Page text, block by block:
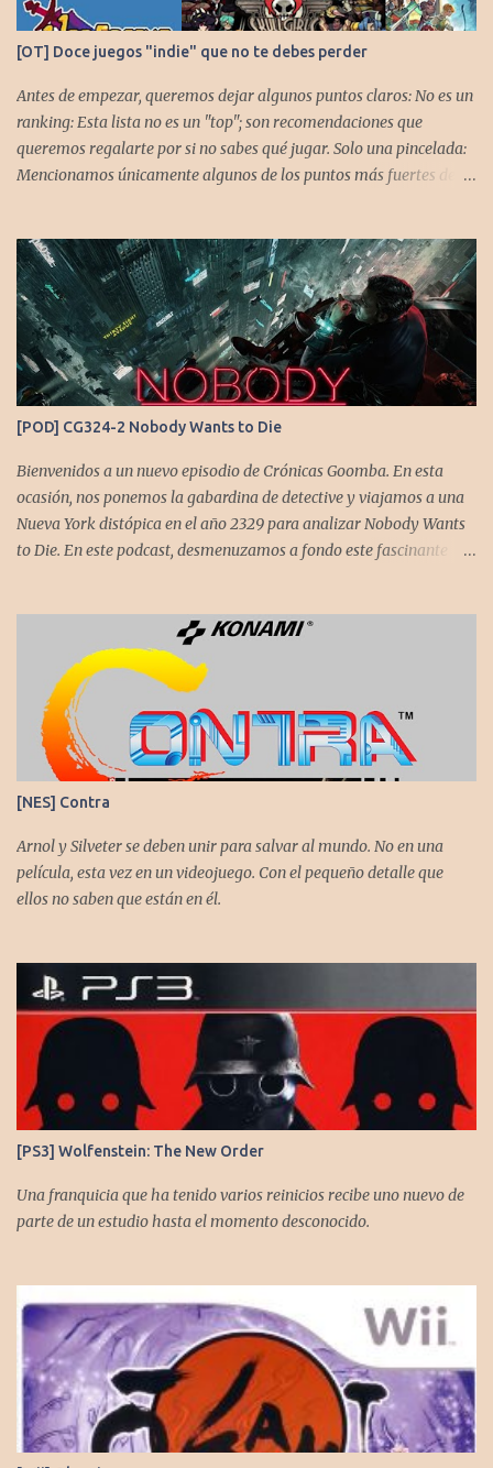
[OT] Doce juegos "indie" que no te debes perder
Antes de empezar, queremos dejar algunos puntos claros: No es un
ranking: Esta lista no es un "top"; son recomendaciones que
queremos regalarte por si no sabes qué jugar. Solo una pincelada:
Mencionamos únicamente algunos de los puntos más fuertes de
asegurar que, al menos uno, se adapte a tus gustos. Si te gusta este
tipo de contenido, háznoslo saber para crear nuevas entradas con
otros doce juegos imprescindibles. Cuphead En la mente de los dos
hermanos desarrolladores, la idea de fusionar el arte de las
películas de animación clásica con un juego de disparos (al estilo
Contra o Metal Slug) era una apuesta ganadora. En la ejecución, la
calidad es insuperable. Posee un excelente diseño de niveles,
variedad de jefes, plataformas desafiantes y una música
estupenda. Es un título que te mantiene enganchado a pesar de su
alta dificultad...
[POD] CG324-2 Nobody Wants to Die
Bienvenidos a un nuevo episodio de Crónicas Goomba. En esta
ocasión, nos ponemos la gabardina de detective y viajamos a una
Nueva York distópica en el año 2329 para analizar Nobody Wants
to Die. En este podcast, desmenuzamos a fondo este fascinante
@flagstaad quien pasó el título en PS5 y junto a @GoombaVictor
nos cuenta sus impresiones y vivencias. El juego está disponible
para XBS, PS5 y PC. No sobra comentarles que necesitamos su
apoyo al seguirnos en: Spotify YouTube. Muchas gracias a todos
los que nos agregan a sus plataformas de podcast y nos dejan
comentarios en nuestras diferentes redes. Twitter -
https://twitter.com/CronicasGoomba Instagram -
https://www.instagram.com/cronicasgoomba/ Facebook -
https://www.facebook.com/CronicasGoomba
[NES] Contra
Arnol y Silveter se deben unir para salvar al mundo. No en una
película, esta vez en un videojuego. Con el pequeño detalle que
ellos no saben que están en él.
[PS3] Wolfenstein: The New Order
Una franquicia que ha tenido varios reinicios recibe uno nuevo de
parte de un estudio hasta el momento desconocido.